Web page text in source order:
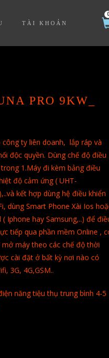
TÀI KHOẢN
0
PRO 9KW_
công ty liên doanh, lắp ráp và
độc quyền. Dùng chế độ điều
1.Máy đi kèm bảng điều
độ cảm ứng ( UHT-
kết hợp dùng hệ điều khiển
dùng Smart Phone Xài Ios
( Iphone hay Samsung,..) để
tiếp qua phần mềm Online ,
máy theo các chế độ thời
cài đặt ở bất kỳ nơi nào có
3G, 4G,GSM..
năng tiệu thụ trung bình 4-5